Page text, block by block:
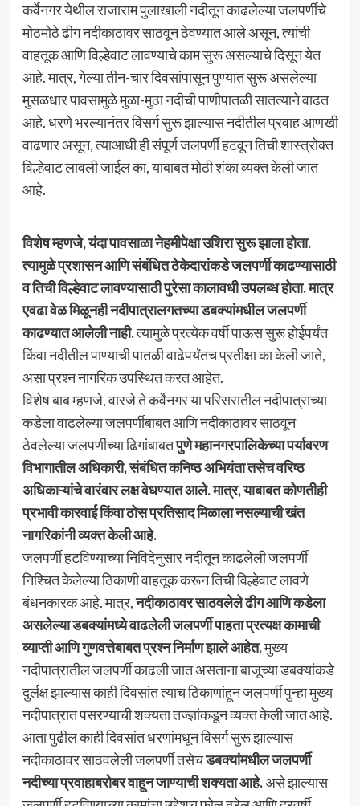
कर्वेनगर येथील राजाराम पुलाखाली नदीतून काढलेल्या जलपर्णीचे
मोठमोठे ढीग नदीकाठावर साठवून ठेवण्यात आले असून, त्यांची
वाहतूक आणि विल्हेवाट लावण्याचे काम सुरू असल्याचे दिसून येत
आहे. मात्र, गेल्या तीन-चार दिवसांपासून पुण्यात सुरू असलेल्या
मुसळधार पावसामुळे मुळा-मुठा नदीची पाणीपातळी सातत्याने वाढत
आहे. धरणे भरल्यानंतर विसर्ग सुरू झाल्यास नदीतील प्रवाह आणखी
वाढणार असून, त्याआधी ही संपूर्ण जलपर्णी हटवून तिची शास्त्रोक्त
विल्हेवाट लावली जाईल का, याबाबत मोठी शंका व्यक्त केली जात
आहे.
विशेष म्हणजे, यंदा पावसाळा नेहमीपेक्षा उशिरा सुरू झाला होता.
त्यामुळे प्रशासन आणि संबंधित ठेकेदारांकडे जलपर्णी काढण्यासाठी
व तिची विल्हेवाट लावण्यासाठी पुरेसा कालावधी उपलब्ध होता. मात्र
एवढा वेळ मिळूनही नदीपात्रालगतच्या डबक्यांमधील जलपर्णी
काढण्यात आलेली नाही.त्यामुळे प्रत्येक वर्षी पाऊस सुरू होईपर्यंत
किंवा नदीतील पाण्याची पातळी वाढेपर्यंतच प्रतीक्षा का केली जाते,
असा प्रश्न नागरिक उपस्थित करत आहेत.
विशेष बाब म्हणजे, वारजे ते कर्वेनगर या परिसरातील नदीपात्राच्या
कडेला वाढलेल्या जलपर्णीबाबत आणि नदीकाठावर साठवून
ठेवलेल्या जलपर्णीच्या ढिगांबाबतपुणे महानगरपालिकेच्या पर्यावरण
विभागातील अधिकारी, संबंधित कनिष्ठ अभियंता तसेच वरिष्ठ
अधिकाऱ्यांचे वारंवार लक्ष वेधण्यात आले. मात्र, याबाबत कोणतीही
प्रभावी कारवाई किंवा ठोस प्रतिसाद मिळाला नसल्याची खंत
नागरिकांनी व्यक्त केली आहे.
जलपर्णी हटविण्याच्या निविदेनुसार नदीतून काढलेली जलपर्णी
निश्चित केलेल्या ठिकाणी वाहतूक करून तिची विल्हेवाट लावणे
बंधनकारक आहे. मात्र,नदीकाठावर साठवलेले ढीग आणि कडेला
असलेल्या डबक्यांमध्ये वाढलेली जलपर्णी पाहता प्रत्यक्ष कामाची
व्याप्ती आणि गुणवत्तेबाबत प्रश्न निर्माण झाले आहेत.मुख्य
नदीपात्रातील जलपर्णी काढली जात असताना बाजूच्या डबक्यांकडे
दुर्लक्ष झाल्यास काही दिवसांत त्याच ठिकाणांहून जलपर्णी पुन्हा मुख्य
नदीपात्रात पसरण्याची शक्यता तज्ज्ञांकडून व्यक्त केली जात आहे.
आता पुढील काही दिवसांत धरणांमधून विसर्ग सुरू झाल्यास
नदीकाठावर साठवलेली जलपर्णी तसेचडबक्यांमधील जलपर्णी
नदीच्या प्रवाहाबरोबर वाहून जाण्याची शक्यता आहे.असे झाल्यास